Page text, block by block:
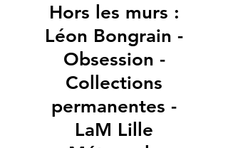
Hors les murs :
Léon Bongrain -
Obsession -
Collections
permanentes -
LaM Lille